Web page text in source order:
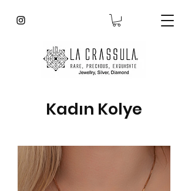
Kadın Kolye